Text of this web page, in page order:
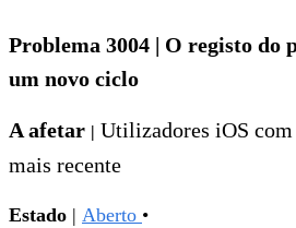
Problema 3004 | O registo do
um novo ciclo
A afetar | Utilizadores iOS
mais recente
Estado | Aberto •